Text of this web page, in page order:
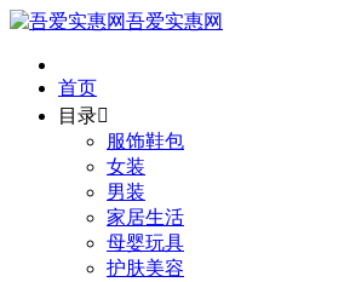
吾爱实惠网
首页
目录
服饰鞋包
女装
男装
家居生活
母婴玩具
护肤美容